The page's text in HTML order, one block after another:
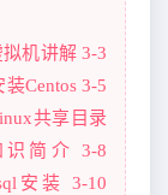
机讲解 3-3
Centos 3-5
共享目录
识简介 3-8
安装 3-10